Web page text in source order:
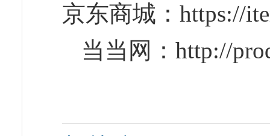
京东商城：https://
当当网：http://